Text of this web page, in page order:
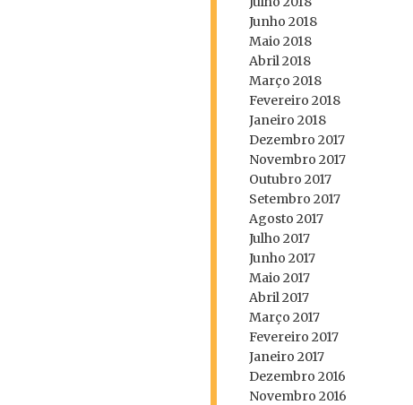
Junho 2018
Maio 2018
Abril 2018
Março 2018
Fevereiro 2018
Janeiro 2018
Dezembro 2017
Novembro 2017
Outubro 2017
Setembro 2017
Agosto 2017
Julho 2017
Junho 2017
Maio 2017
Abril 2017
Março 2017
Fevereiro 2017
Janeiro 2017
Dezembro 2016
Novembro 2016